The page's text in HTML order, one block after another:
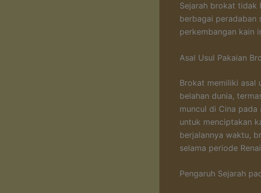
Sejarah brokat tidak
berbagai peradaban
perkembangan kain
Asal Usul Pakaian
Brokat memiliki asal
belahan dunia,
muncul di Cina
untuk menciptakan
berjalannya waktu,
selama periode
Pengaruh Sejarah